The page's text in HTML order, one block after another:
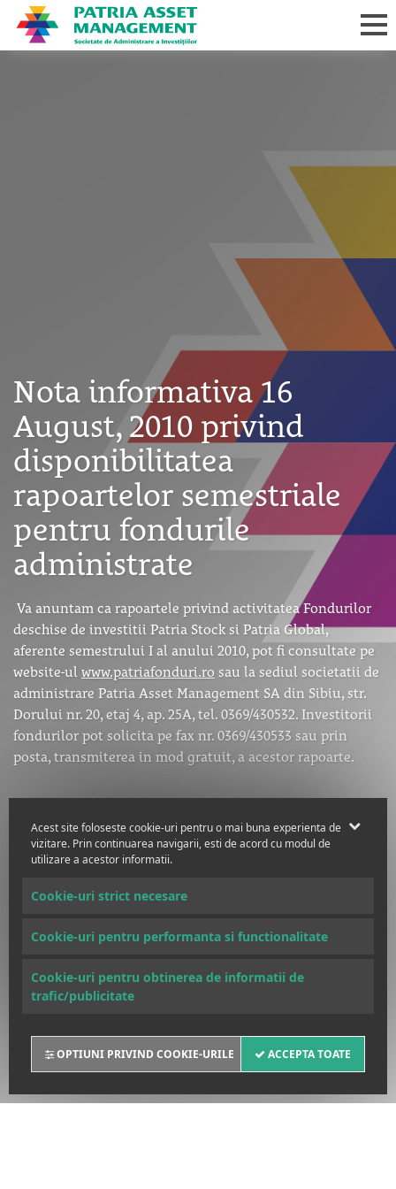
Nota informativa 16
August, 2010 privind
disponibilitatea
rapoartelor semestriale
pentru fondurile
administrate
Va anuntam ca rapoartele privind activitatea Fondurilor
deschise de investitii Patria Stock si Patria Global,
aferente semestrului I al anului 2010, pot fi consultate pe
website-ul www.patriafonduri.ro sau la sediul societatii de
administrare Patria Asset Management SA din Sibiu, str.
Dorului nr. 20, etaj 4, ap. 25A, tel. 0369/430532. Investitorii
fondurilor pot solicita pe fax nr. 0369/430533 sau prin
posta, transmiterea in mod gratuit, a acestor rapoarte.
Acest site foloseste cookie-uri pentru o mai buna experienta de
vizitare. Prin continuarea navigarii, esti de acord cu modul de
utilizare a acestor informatii.
Cookie-uri strict necesare
Cookie-uri pentru performanta si functionalitate
Cookie-uri pentru obtinerea de informatii de
trafic/publicitate
OPTIUNI PRIVIND COOKIE-URILE ACCEPTA TOATE